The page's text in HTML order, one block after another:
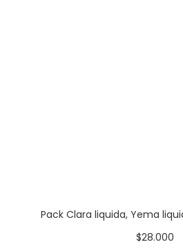
Pack Clara liquida, Yema
$28.000